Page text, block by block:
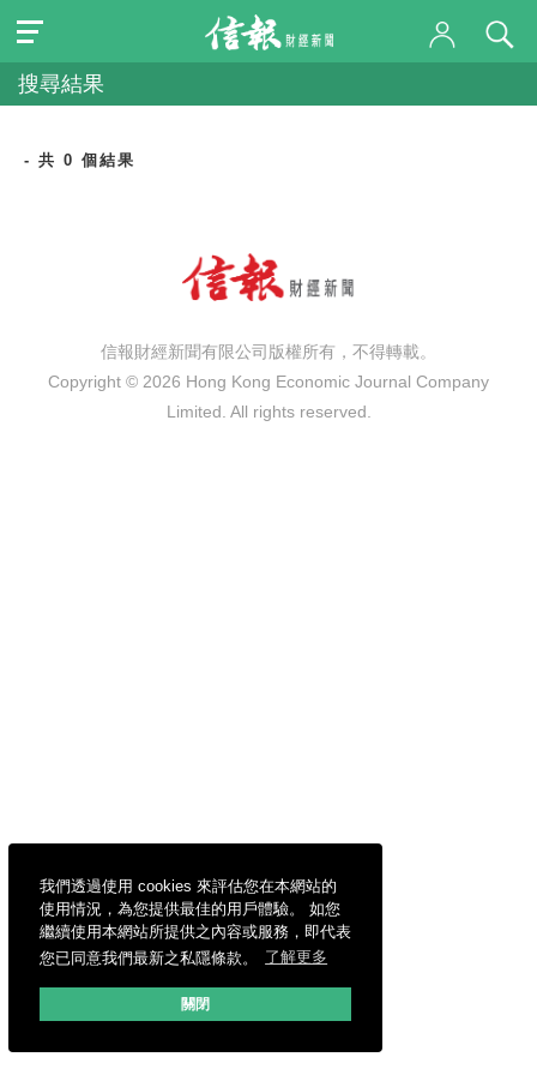
我們透過使用 cookies 來評估您在本網站的
使用情況，為您提供最佳的用戶體驗。 如您
繼續使用本網站所提供之內容或服務，即代表
您已同意我們最新之私隱條款。
了解更多
關閉
搜尋結果
- 共 0 個結果
信報財經新聞有限公司版權所有，不得轉載。
Copyright © 2026 Hong Kong Economic Journal Company
Limited. All rights reserved.